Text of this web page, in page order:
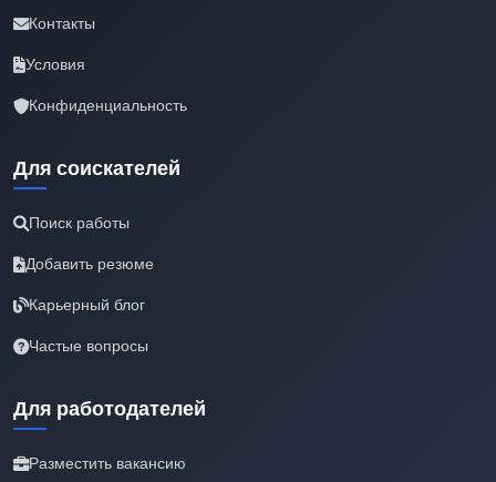
Контакты
Условия
Конфиденциальность
Для соискателей
Поиск работы
Добавить резюме
Карьерный блог
Частые вопросы
Для работодателей
Разместить вакансию